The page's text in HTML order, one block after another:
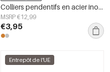
Colliers pendentifs en acier inoxydable en forme de cœur, collection Daily Simple, bijoux pour femmes
MSRP €12,99
€3,95
Entrepôt de l'UE